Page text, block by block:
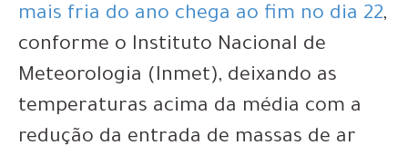
mais fria do ano chega ao fim no dia 22,
conforme o Instituto Nacional de
Meteorologia (Inmet), deixando as
temperaturas acima da média com a
redução da entrada de massas de ar